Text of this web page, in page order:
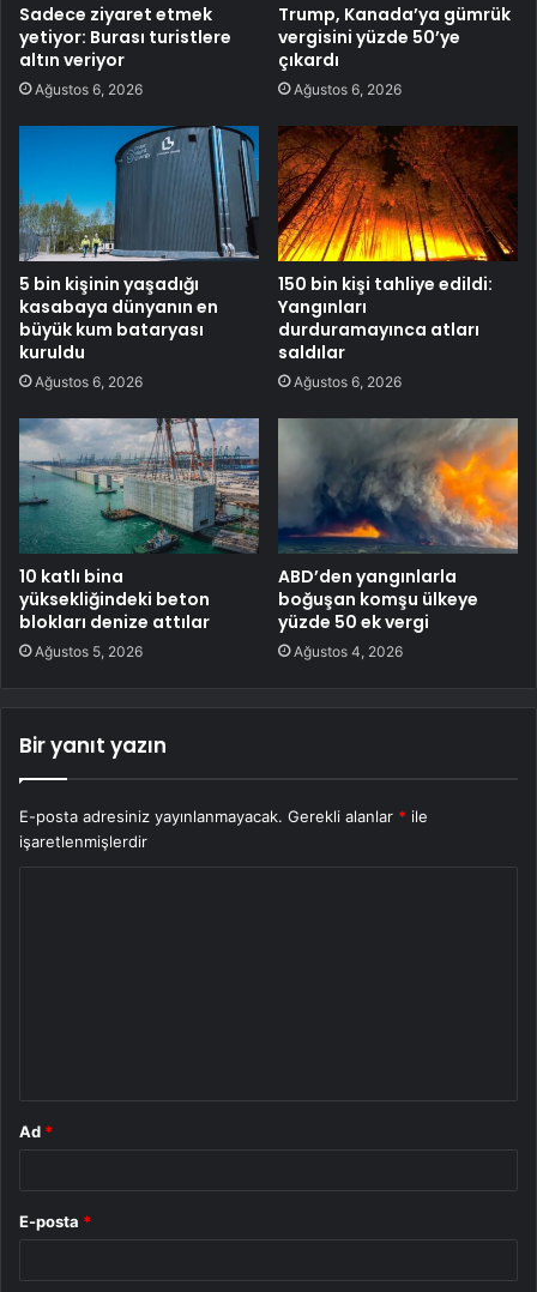
Sadece ziyaret etmek
yetiyor: Burası turistlere
altın veriyor
Ağustos 6, 2026
Trump, Kanada’ya gümrük
vergisini yüzde 50’ye
çıkardı
Ağustos 6, 2026
5 bin kişinin yaşadığı
kasabaya dünyanın en
büyük kum bataryası
kuruldu
Ağustos 6, 2026
150 bin kişi tahliye edildi:
Yangınları
durduramayınca atları
saldılar
Ağustos 6, 2026
10 katlı bina
yüksekliğindeki beton
blokları denize attılar
Ağustos 5, 2026
ABD’den yangınlarla
boğuşan komşu ülkeye
yüzde 50 ek vergi
Ağustos 4, 2026
Bir yanıt yazın
E-posta adresiniz yayınlanmayacak. Gerekli alanlar * ile
işaretlenmişlerdir
Ad *
E-posta *